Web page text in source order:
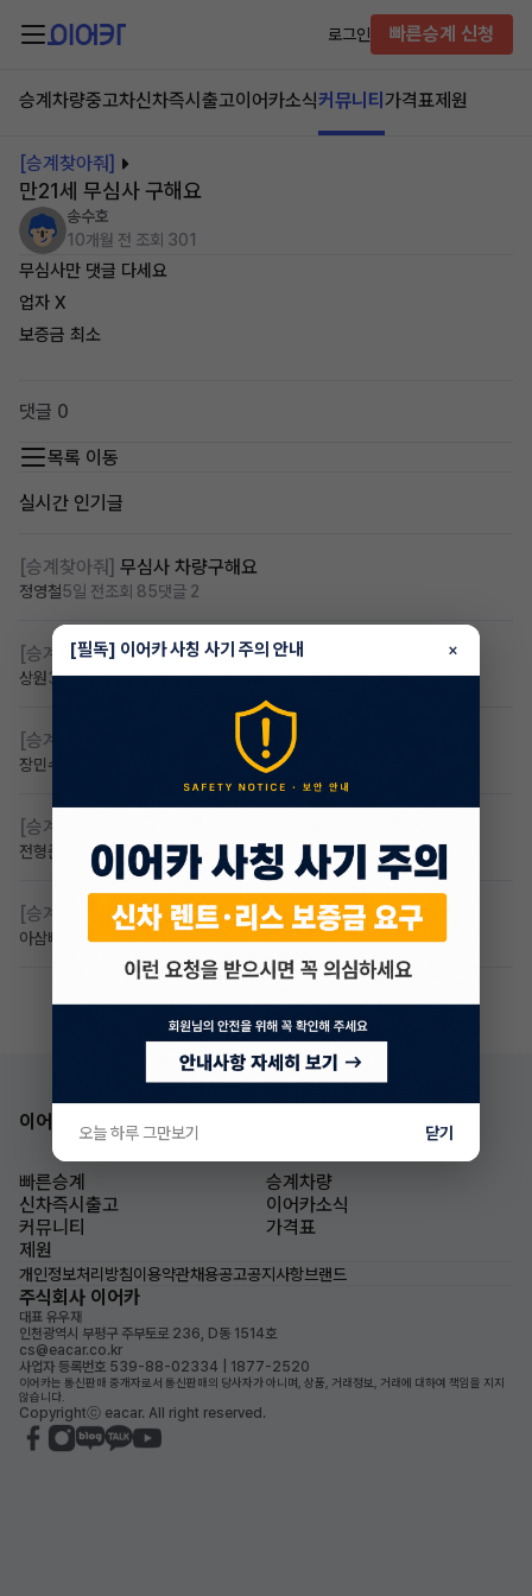
로그인 빠른승계 신청
승계차량중고차신차즉시출고이어카소식커뮤니티 가격표제원
[승계찾아줘]
만21세 무심사 구해요
송수호
10개월 전 조회 301
무심사만 댓글 다세요
업자 X
보증금 최소
댓글 0
목록 이동
실시간 인기글
[승계찾아줘] 무심사 차량구해요
정영철5일 전조회 85댓글 2
[승계찾아줘] 만24세 무보증 승계 구합니다
상원3일 전조회 70댓글 2
[승계찾아줘] 만 23세 무심사
장민수
[승계찾아줘]
전형준 7시간 전 조회 56댓글 4
[승계찾아줘] EV3 를 아반떼급 하이브리드로 교환 희망합니다
아삼빠 3일 전조회 53댓글 6
이어카 앱 다운로드
빠른승계
승계차량
신차즉시출고
이어카소식
커뮤니티
가격표
제원
개인정보처리방침이용약관채용공고공지사항브랜드
주식회사 이어카
대표 유우재
인천광역시 부평구 주부토로 236, D동 1514호
cs@eacar.co.kr
사업자 등록번호 539-88-02334 | 1877-2520
이어카는 통신판매 중개자로서 통신판매의 당사자가 아니며, 상품, 거래정보, 거래에 대하여 책임을 지지
않습니다.
Copyrightⓒ eacar. All right reserved.
[필독] 이어카 사칭 사기 주의 안내 ×
오늘 하루 그만보기 닫기